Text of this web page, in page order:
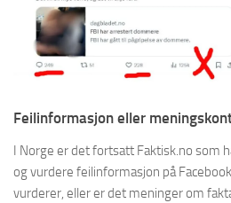
Feilinformasjon eller
I Norge er det fortsatt Faktisk.no som
og vurdere feilinformasjon på
vurderer, eller er det meninger om